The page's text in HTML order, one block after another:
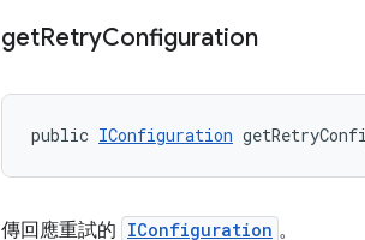
getRetryConfiguration
public IConfiguration
傳回應重試的 IConfiguration 。